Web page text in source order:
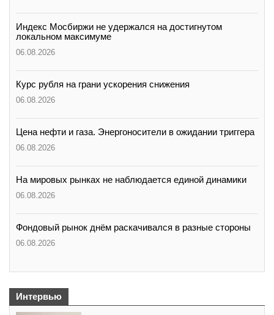
Индекс Мосбиржи не удержался на достигнутом
локальном максимуме
06.08.2026
Курс рубля на грани ускорения снижения
06.08.2026
Цена нефти и газа. Энергоносители в ожидании триггера
06.08.2026
На мировых рынках не наблюдается единой динамики
06.08.2026
Фондовый рынок днём раскачивался в разные стороны
06.08.2026
Интервью